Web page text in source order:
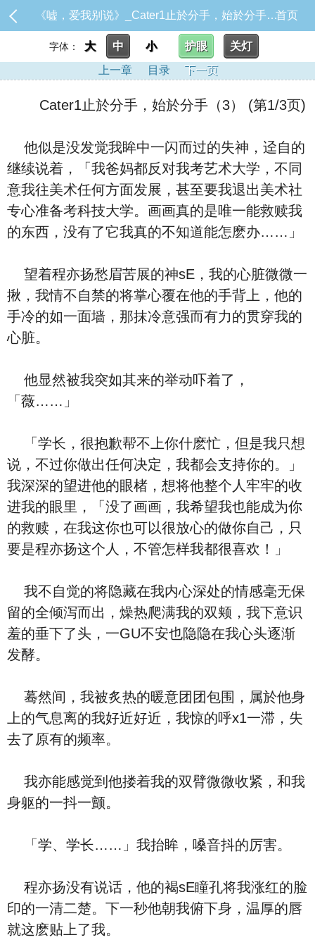
《嘘，爱我别说》_Cater1止於分手，始於分手（3）首页
字体： 大 中 小 护眼
关灯
上一章
目录 下一页
Cater1止於分手，始於分手（3） (第1/3页)
他似是没发觉我眸中一闪而过的失神，迳自的
继续说着，「我爸妈都反对我考艺术大学，不同
意我往美术任何方面发展，甚至要我退出美术社
专心准备考科技大学。画画真的是唯一能救赎我
的东西，没有了它我真的不知道能怎麽办……」
望着程亦扬愁眉苦展的神sE，我的心脏微微一
揪，我情不自禁的将掌心覆在他的手背上，他的
手冷的如一面墙，那抹冷意强而有力的贯穿我的
心脏。
他显然被我突如其来的举动吓着了，
「薇……」
「学长，很抱歉帮不上你什麽忙，但是我只想
说，不过你做出任何决定，我都会支持你的。」
我深深的望进他的眼楮，想将他整个人牢牢的收
进我的眼里，「没了画画，我希望我也能成为你
的救赎，在我这你也可以很放心的做你自己，只
要是程亦扬这个人，不管怎样我都很喜欢！」
我不自觉的将隐藏在我内心深处的情感毫无保
留的全倾泻而出，燥热爬满我的双颊，我下意识
羞的垂下了头，一GU不安也隐隐在我心头逐渐
发酵。
蓦然间，我被炙热的暖意团团包围，属於他身
上的气息离的我好近好近，我惊的呼x1一滞，失
去了原有的频率。
我亦能感觉到他搂着我的双臂微微收紧，和我
身躯的一抖一颤。
「学、学长……」我抬眸，嗓音抖的厉害。
程亦扬没有说话，他的褐sE瞳孔将我涨红的脸
印的一清二楚。下一秒他朝我俯下身，温厚的唇
就这麽贴上了我。